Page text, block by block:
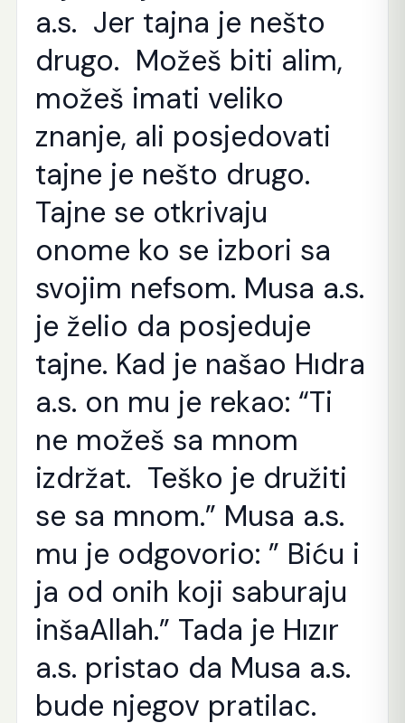
a.s. Jer tajna je nešto
drugo. Možeš biti alim,
možeš imati veliko
znanje, ali posjedovati
tajne je nešto drugo.
Tajne se otkrivaju
onome ko se izbori sa
svojim nefsom. Musa a.s.
je želio da posjeduje
tajne. Kad je našao Hıdra
a.s. on mu je rekao: “Ti
ne možeš sa mnom
izdržat. Teško je družiti
se sa mnom.” Musa a.s.
mu je odgovorio: ” Biću i
ja od onih koji saburaju
inšaAllah.” Tada je Hızır
a.s. pristao da Musa a.s.
bude njegov pratilac.